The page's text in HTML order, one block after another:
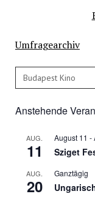
Umfragearchiv
Suchen
Anstehende
AUG.
11
August 11 -
Sziget
AUG.
20
Ganztägig